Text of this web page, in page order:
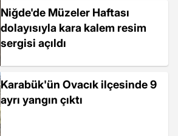
Niğde'de Müzeler Haftası
dolayısıyla kara kalem resim
sergisi açıldı
Karabük'ün Ovacık ilçesinde 9
ayrı yangın çıktı